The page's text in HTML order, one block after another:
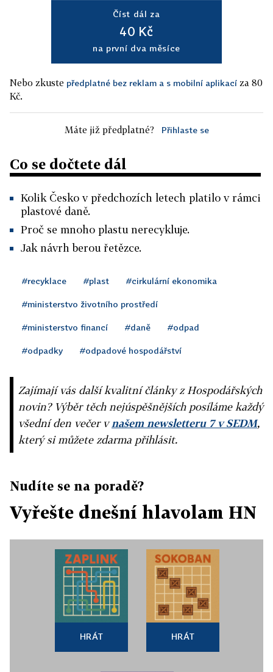
Číst dál za
40 Kč
na první dva měsíce
Nebo zkuste předplatné bez reklam a s mobilní aplikací za 80
Kč.
Máte již předplatné? Přihlaste se
Co se dočtete dál
Kolik Česko v předchozích letech platilo v rámci
plastové daně.
Proč se mnoho plastu nerecykluje.
Jak návrh berou řetězce.
#recyklace #plast #cirkulární ekonomika
#ministerstvo životního prostředí
#ministerstvo financí #daně #odpad
#odpadky #odpadové hospodářství
Zajímají vás další kvalitní články z Hospodářských
novin? Výběr těch nejúspěšnějších posíláme každý
všední den večer vnašem newsletteru 7 v SEDM,
který si můžete zdarma přihlásit.
Nudíte se na poradě?
Vyřešte dnešní hlavolam HN
HRÁT HRÁT